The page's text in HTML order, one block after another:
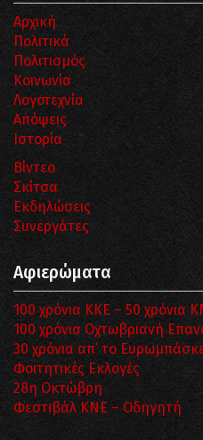
Αρχική
Πολιτικά
Πολιτισμός
Κοινωνία
Λογοτεχνία
Απόψεις
Ιστορία
Βίντεο
Σκίτσα
Εκδηλώσεις
Συνεργάτες
Αφιερώματα
100 χρόνια ΚΚΕ – 50 χρόνια
100 χρόνια Οχτωβριανή
30 χρόνια απ’ το
Φοιτητικές Εκλογές
28η Οκτώβρη
Φεστιβάλ ΚΝΕ – Οδηγητή